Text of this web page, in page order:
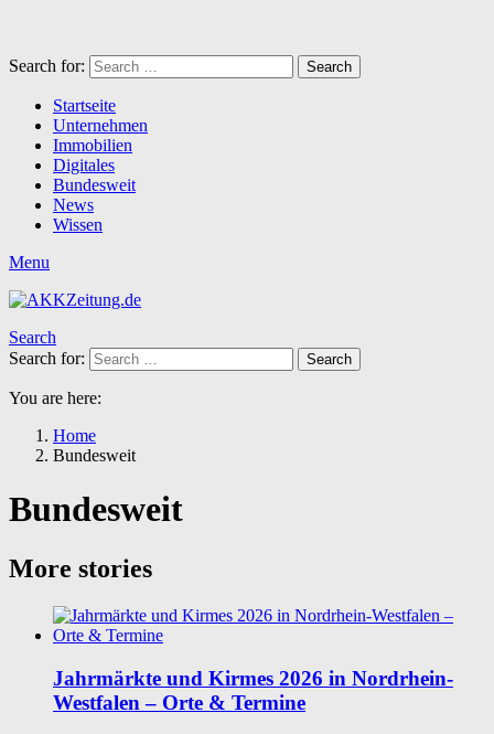
Search for: Search
Startseite
Unternehmen
Immobilien
Digitales
Bundesweit
News
Wissen
Menu
Search
Search for:
Search
You are here:
Home
Bundesweit
Bundesweit
More stories
Jahrmärkte und Kirmes 2026 in Nordrhein-
Westfalen – Orte & Termine